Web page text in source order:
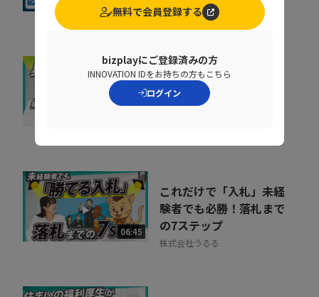
京セラコミュニケーションシス
意外と身近な「官公庁入
札」。初心者が見落とし
がちな「資格」のワナ
06:45
これだけで「入札」未経
験者でも必勝！落札まで
の7ステップ
株式会社うるる
無料で会員登録する
bizplayにご登録済みの方
INNOVATION IDをお持ちの方もこちら
ログイン